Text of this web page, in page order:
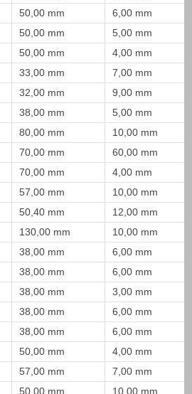
50,00 mm
6,00 mm
50,00 mm
5,00 mm
50,00 mm
4,00 mm
33,00 mm
7,00 mm
32,00 mm
9,00 mm
38,00 mm
5,00 mm
80,00 mm
10,00 mm
70,00 mm
60,00 mm
70,00 mm
4,00 mm
57,00 mm
10,00 mm
50,40 mm
12,00 mm
130,00 mm
10,00 mm
38,00 mm
6,00 mm
38,00 mm
6,00 mm
38,00 mm
3,00 mm
38,00 mm
6,00 mm
38,00 mm
6,00 mm
50,00 mm
4,00 mm
57,00 mm
7,00 mm
50,00 mm 10,00 mm